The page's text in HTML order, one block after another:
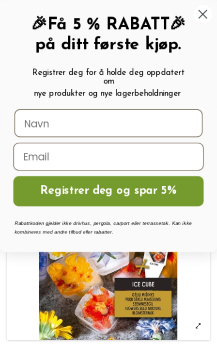
My wishlist ( 0
Menu Søk Logg inn Handlevogn
Hjem
Blomsterblanding EATABLE ICE CUBE
🎉Få 5 % RABATT🎉
på ditt første kjøp.
Registrer deg for å holde deg oppdatert
om
nye produkter og nye lagerbeholdninger
Registrer deg og spar 5%
Rabattkoden gjelder ikke drivhus, pergola, carport eller terrassetak. Kan ikke
kombineres med andre tilbud eller rabatter.